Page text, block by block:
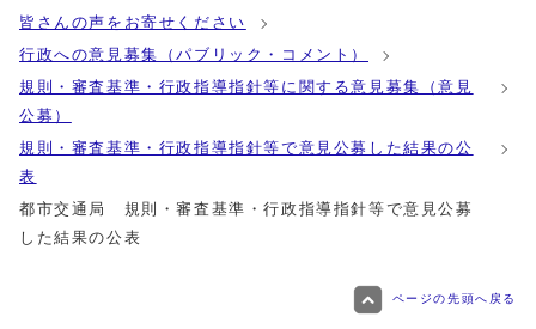
皆さんの声をお寄せください
行政への意見募集（パブリック・コメント）
規則・審査基準・行政指導指針等に関する意見募集（意見
公募）
規則・審査基準・行政指導指針等で意見公募した結果の公
表
都市交通局 規則・審査基準・行政指導指針等で意見公募
した結果の公表
ページの先頭へ戻る